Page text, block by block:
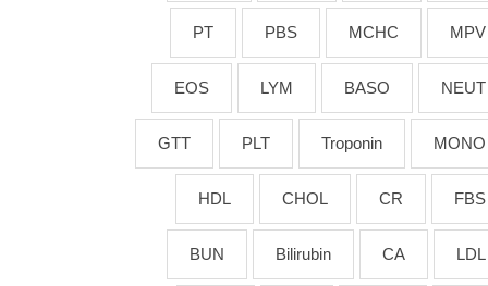
MPV
MCHC
PBS
PT
NEUT
BASO
LYM
EOS
MONO
Troponin
PLT
GTT
FBS
CR
CHOL
HDL
LDL
CA
Bilirubin
BUN